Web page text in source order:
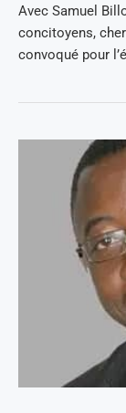
Avec Samuel
concitoyens,
convoqué pour